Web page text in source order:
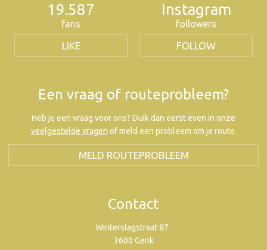
19.587
fans
LIKE
Instagram
followers
FOLLOW
Een vraag of routeprobleem?
Heb je een vraag voor ons? Duik dan eerst even in onze
veelgestelde vragen of meld een probleem om je route.
MELD ROUTEPROBLEEM
Contact
Winterslagstraat 87
3600 Genk